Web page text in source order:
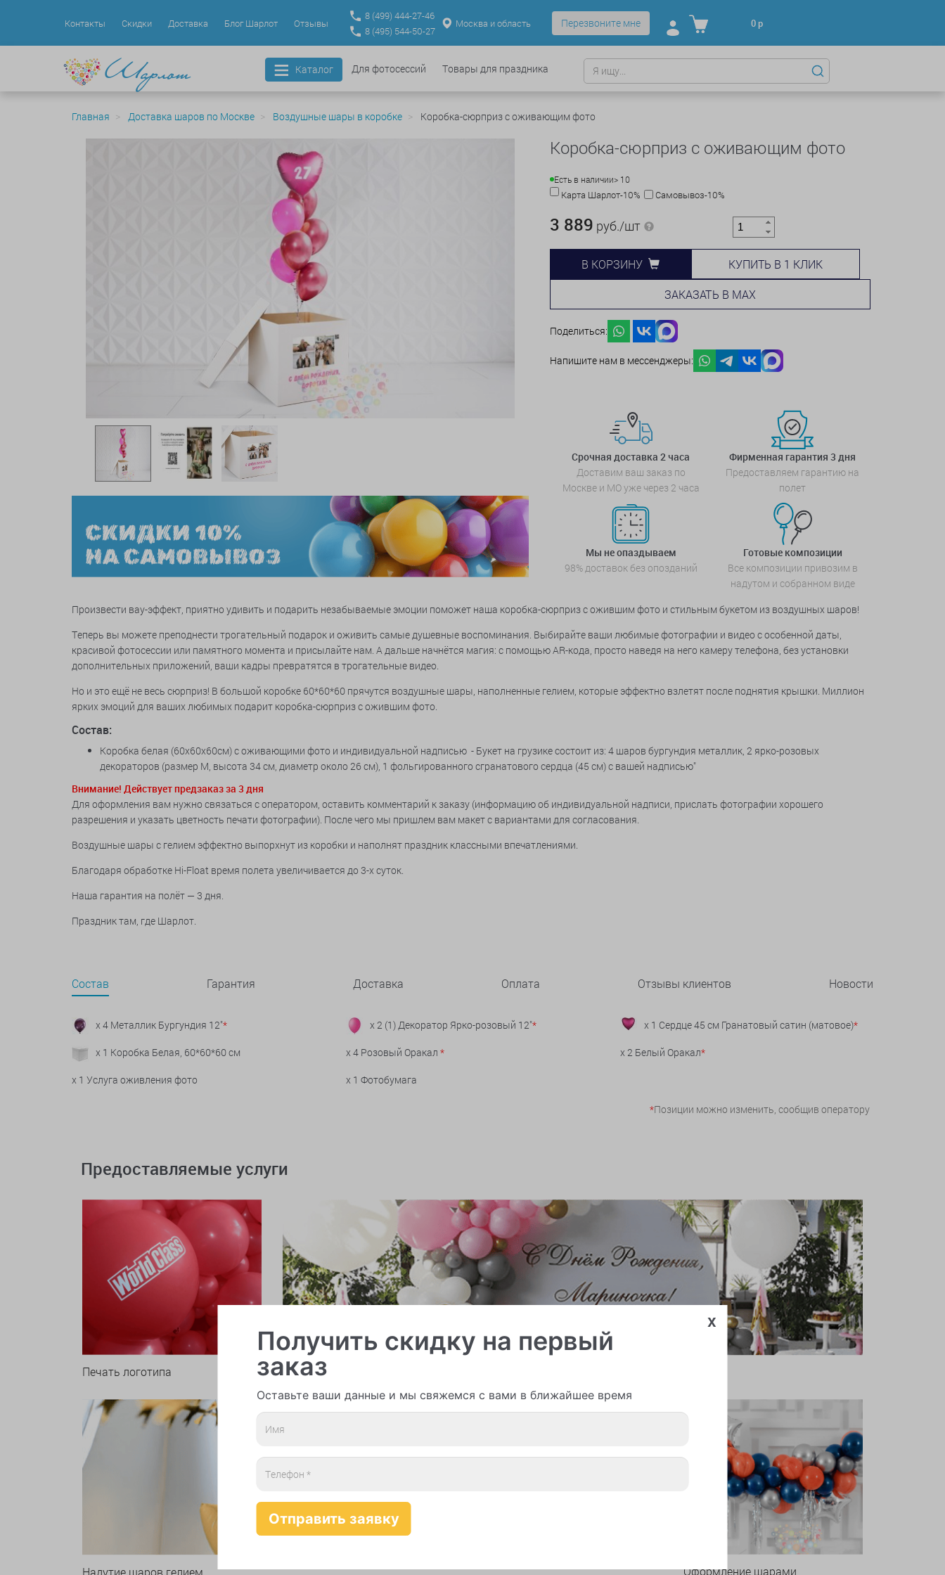
Контакты Скидки Доставка Блог Шарлот Отзывы
8 (499) 444-27-46
8 (495) 544-50-27
Москва и область Перезвоните мне 0р
Каталог Для фотосессий Товары для праздника
Главная Доставка шаров по Москве Воздушные шары в коробке Коробка-сюрприз с оживающим фото
Коробка-сюрприз с оживающим фото
Есть в наличии> 10
Карта Шарлот-10% Самовывоз-10%
3 889 руб./шт
В КОРЗИНУ КУПИТЬ В 1 КЛИК
ЗАКАЗАТЬ В MAX
Поделиться:
Напишите нам в мессенджеры:
Срочная доставка 2 часа
Доставим ваш заказ по
Москве и МО уже через 2 часа
Фирменная гарантия 3 дня
Предоставляем гарантию на
полет
Мы не опаздываем
98% доставок без опозданий
Готовые композиции
Все композиции привозим в
надутом и собранном виде
Произвести вау-эффект, приятно удивить и подарить незабываемые эмоции поможет наша коробка-сюрприз с ожившим фото и стильным букетом из воздушных шаров!
Теперь вы можете преподнести трогательный подарок и оживить самые душевные воспоминания. Выбирайте ваши любимые фотографии и видео с особенной даты,
красивой фотосессии или памятного момента и присылайте нам. А дальше начнётся магия: с помощью AR-кода, просто наведя на него камеру телефона, без установки
дополнительных приложений, ваши кадры превратятся в трогательные видео.
Но и это ещё не весь сюрприз! В большой коробке 60*60*60 прячутся воздушные шары, наполненные гелием, которые эффектно взлетят после поднятия крышки. Миллион
ярких эмоций для ваших любимых подарит коробка-сюрприз с ожившим фото.
Состав:
Коробка белая (60х60х60см) с оживающими фото и индивидуальной надписью - Букет на грузике состоит из: 4 шаров бургундия металлик, 2 ярко-розовых
декораторов (размер М, высота 34 см, диаметр около 26 см), 1 фольгированного сгранатового сердца (45 см) с вашей надписью"
Внимание! Действует предзаказ за 3 дня
Для оформления вам нужно связаться с оператором, оставить комментарий к заказу (информацию об индивидуальной надписи, прислать фотографии хорошего
разрешения и указать цветность печати фотографии). После чего мы пришлем вам макет с вариантами для согласования.
Воздушные шары с гелием эффектно выпорхнут из коробки и наполнят праздник классными впечатлениями.
Благодаря обработке Hi-Float время полета увеличивается до 3-х суток.
Наша гарантия на полёт — 3 дня.
Праздник там, где Шарлот.
Состав Гарантия Доставка Оплата Отзывы клиентов Новости
x 4 Металлик Бургундия 12"* x 2 (1) Декоратор Ярко-розовый 12"* x 1 Сердце 45 см Гранатовый сатин (матовое)*
x 1 Коробка Белая, 60*60*60 см x 4 Розовый Оракал * x 2 Белый Оракал*
x 1 Услуга оживления фото x 1 Фотобумага
*Позиции можно изменить, сообщив оператору
Предоставляемые услуги
Печать логотипа Арки и гирлянды из шаров
Надутие шаров гелием Оформление шарами
x
Получить скидку на первый
заказ
Оставьте ваши данные и мы свяжемся с вами в ближайшее время